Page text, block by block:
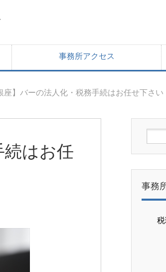
事務所アクセス
座】バーの法人化・税務手続はお任せ下さい
続はお任
事務